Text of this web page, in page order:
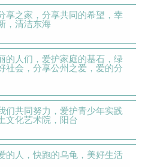
享之家，分享共同的希望，幸
，清洁东海
的人们，爱护家庭的基石，绿
社会，分享公州之爱，爱的分
们共同努力，爱护青少年实践
文化艺术院，阳台
的人，快跑的乌龟，美好生活